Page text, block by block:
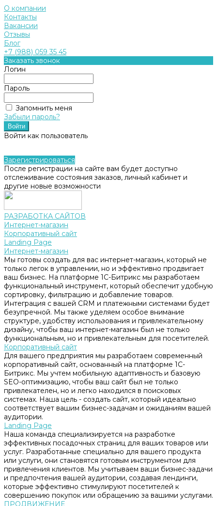
О компании
Контакты
Вакансии
Отзывы
Блог
+7 (988) 059 35 45
Заказать звонок
Логин
Пароль
Запомнить меня
Забыли пароль?
Войти как пользователь
Зарегистрироваться
После регистрации на сайте вам будет доступно
отслеживание состояния заказов, личный кабинет и
другие новые возможности
РАЗРАБОТКА САЙТОВ
Интернет-магазин
Корпоративный сайт
Landing Page
Интернет-магазин
Мы готовы создать для вас интернет-магазин, который не
только легок в управлении, но и эффективно продвигает
ваш бизнес. На платформе 1С-Битрикс мы разработаем
функциональный инструмент, который обеспечит удобную
сортировку, фильтрацию и добавление товаров.
Интеграция с вашей CRM и платежными системами будет
безупречной. Мы также уделяем особое внимание
структуре, удобству использования и привлекательному
дизайну, чтобы ваш интернет-магазин был не только
функциональным, но и привлекательным для посетителей.
Корпоративный сайт
Для вашего предприятия мы разработаем современный
корпоративный сайт, основанный на платформе 1С-
Битрикс. Мы учтем мобильную адаптивность и базовую
SEO-оптимизацию, чтобы ваш сайт был не только
привлекателен, но и легко находился в поисковых
системах. Наша цель - создать сайт, который идеально
соответствует вашим бизнес-задачам и ожиданиям вашей
аудитории.
Landing Page
Наша команда специализируется на разработке
эффективных посадочных страниц для ваших товаров или
услуг. Разработанные специально для вашего продукта
или услуги, они становятся готовым инструментом для
привлечения клиентов. Мы учитываем ваши бизнес-задачи
и предпочтения вашей аудитории, создавая лендинги,
которые эффективно стимулируют посетителей к
совершению покупок или обращению за вашими услугами.
ПРОДВИЖЕНИЕ